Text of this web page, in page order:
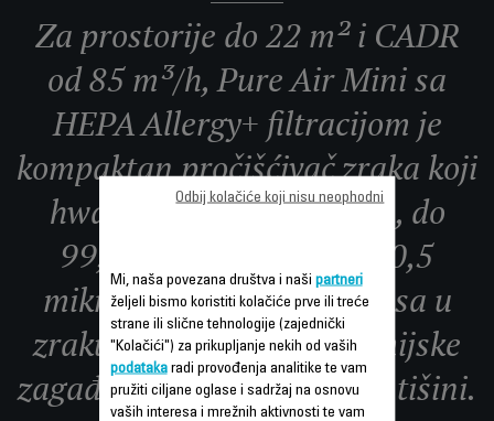
Za prostorije do 22 m² i CADR
od 85 m³/h, Pure Air Mini sa
HEPA Allergy+ filtracijom je
kompaktan pročišćivač zraka koji
hwata do 100% alergena, do
99,9% sitnih čestica od 0,5
mikrona i do 99,99% virusa u
zraku, kao i određene hemijske
zagađivače, sve u potpunoj tišini.
Mi, naša povezana društva i naši partneri
željeli bismo koristiti kolačiće prve ili treće
strane ili slične tehnologije (zajednički
"Kolačići") za prikupljanje nekih od vaših
podatakaradi provođenja analitike te vam
pružiti ciljane oglase i sadržaj na osnovu
vaših interesa i mrežnih aktivnosti te vam
Odbij kolačiće koji nisu neophodni